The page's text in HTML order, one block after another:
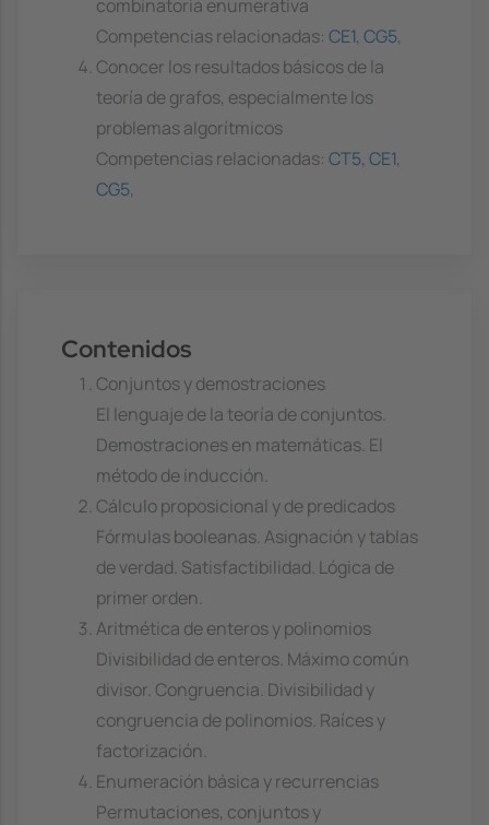
combinatoria enumerativa
Competencias relacionadas: CE1, CG5,
Conocer los resultados básicos de la
teoría de grafos, especialmente los
problemas algorítmicos
Competencias relacionadas: CT5, CE1,
CG5,
Contenidos
Conjuntos y demostraciones
El lenguaje de la teoría de conjuntos.
Demostraciones en matemáticas. El
método de inducción.
Cálculo proposicional y de predicados
Fórmulas booleanas. Asignación y tablas
de verdad. Satisfactibilidad. Lógica de
primer orden.
Aritmética de enteros y polinomios
Divisibilidad de enteros. Máximo común
divisor. Congruencia. Divisibilidad y
congruencia de polinomios. Raíces y
factorización.
Enumeración básica y recurrencias
Permutaciones, conjuntos y